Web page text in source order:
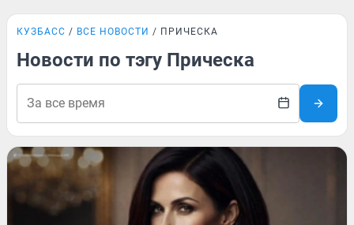
КУЗБАСС ВСЕ НОВОСТИ ПРИЧЕСКА
Новости по тэгу Прическа